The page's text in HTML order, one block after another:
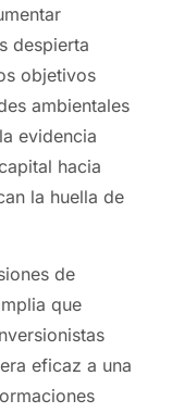
despierta
objetivos
ambientales
evidencia
hacia
la huella de
de
que
eficaz a una